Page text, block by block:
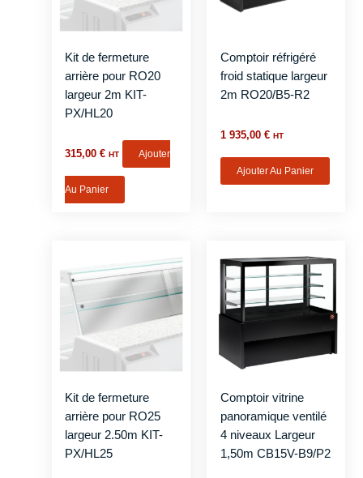
Kit de fermeture
arrière pour RO20
largeur 2m KIT-
PX/HL20
315,00€ HT Ajouter
Au Panier
Comptoir réfrigéré
froid statique largeur
2m RO20/B5-R2
1 935,00 € HT
Ajouter Au Panier
Kit de fermeture
arrière pour RO25
largeur 2.50m KIT-
PX/HL25
Comptoir vitrine
panoramique ventilé
4 niveaux Largeur
1,50m CB15V-B9/P2